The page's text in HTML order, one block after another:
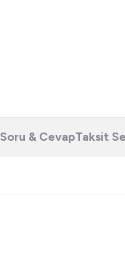
Soru & CevapTaksit